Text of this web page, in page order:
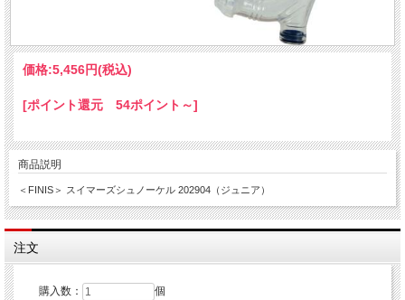
価格:5,456円(税込)
[ポイント還元 54ポイント～]
商品説明
＜FINIS＞ スイマーズシュノーケル 202904（ジュニア）
注文
購入数： 個